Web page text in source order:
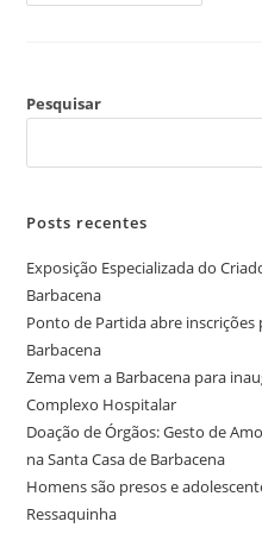
Pesquisar
Posts recentes
Exposição Especializada do
Barbacena
Ponto de Partida abre
Barbacena
Zema vem a Barbacena para
Complexo Hospitalar
Doação de Órgãos: Gesto de
na Santa Casa de Barbacena
Homens são presos e
Ressaquinha